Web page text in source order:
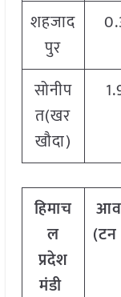
शहजाद
पुर
सोनीप
त(खर
खौदा)
हिमाच
ल
प्रदेश
मंडी